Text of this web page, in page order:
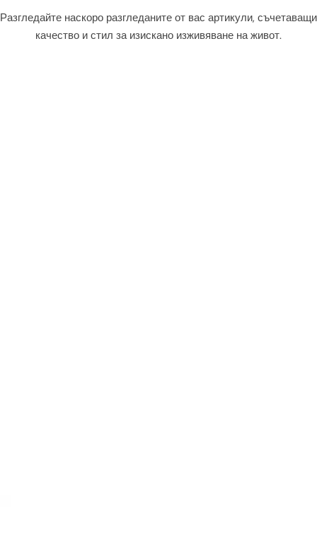
Разгледайте наскоро разгледаните от вас артикули, съчетаващи
качество и стил за изискано изживяване на живот.